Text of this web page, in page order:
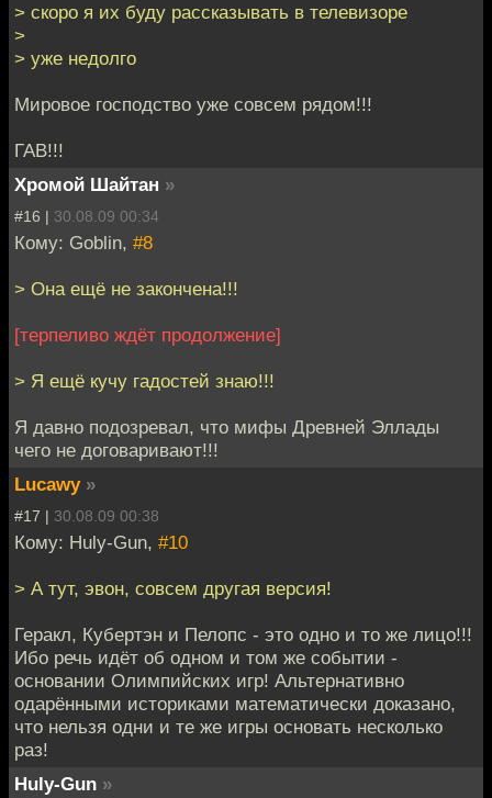
> скоро я их буду рассказывать в телевизоре
>
> уже недолго
Мировое господство уже совсем рядом!!!
ГАВ!!!
Хромой Шайтан »
#16 | 30.08.09 00:34
Кому: Goblin, #8
> Она ещё не закончена!!!
[терпеливо ждёт продолжение]
> Я ещё кучу гадостей знаю!!!
Я давно подозревал, что мифы Древней Эллады
чего не договаривают!!!
Lucawy »
#17 | 30.08.09 00:38
Кому: Huly-Gun, #10
> А тут, эвон, совсем другая версия!
Геракл, Кубертэн и Пелопс - это одно и то же лицо!!!
Ибо речь идёт об одном и том же событии -
основании Олимпийских игр! Альтернативно
одарёнными историками математически доказано,
что нельзя одни и те же игры основать несколько
раз!
Huly-Gun »